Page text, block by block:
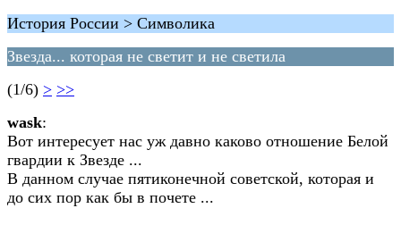
История России > Символика
Звезда... которая не светит и не светила
(1/6) > >>
wask:
Вот интересует нас уж давно каково отношение Белой
гвардии к Звезде ...
В данном случае пятиконечной советской, которая и
до сих пор как бы в почете ...